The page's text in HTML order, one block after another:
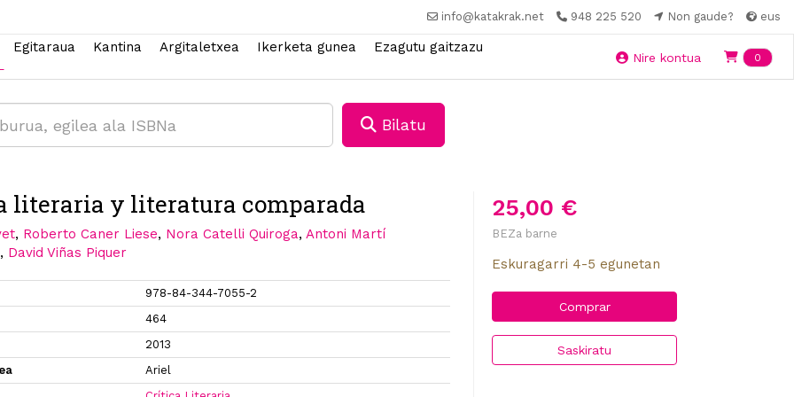
info@katakrak.net 948 225 520 Non gaude? eus
Egitaraua Kantina Argitaletxea Ikerketa gunea
Ezagutu gaitzazu
Nire kontua 0
Bilatu
25,00 €
BEZa barne
Eskuragarri 4-5 egunetan
Comprar
Saskiratu
literaria y literatura comparada
, Roberto Caner Liese, Nora Catelli Quiroga,Antoni Martí
, David Viñas Piquer
978-84-344-7055-2
464
2013
Ariel